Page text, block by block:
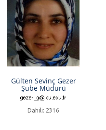
Gülten Sevinç Gezer
Şube Müdürü
Dahili: 2316